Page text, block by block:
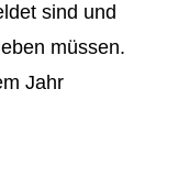
sind und
müssen.
Jahr